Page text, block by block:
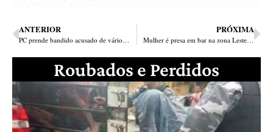
ANTERIOR
PC prende bandido acusado de vários estupros no litoral e crer que + vítimas podem surgir
PRÓXIMA
Mulher é presa em bar na zona Leste com 2 armas, drogas e munições
Roubados e Perdidos